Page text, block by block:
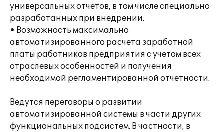
универсальных отчетов, в том числе специально
разработанных при внедрении.
• Возможность максимально
автоматизированного расчета заработной
платы работников предприятия с учетом всех
отраслевых особенностей и получения
необходимой регламентированной отчетности.
Ведутся переговоры о развитии
автоматизированной системы в части других
функциональных подсистем. В частности, в